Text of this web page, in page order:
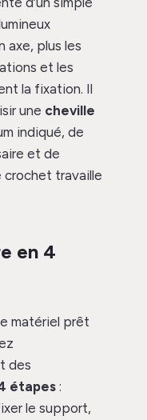
axe, plus les
et les
la fixation. Il
une cheville
indiqué, de
et de
crochet travaille
en 4
matériel prêt
des
étapes :
le support,